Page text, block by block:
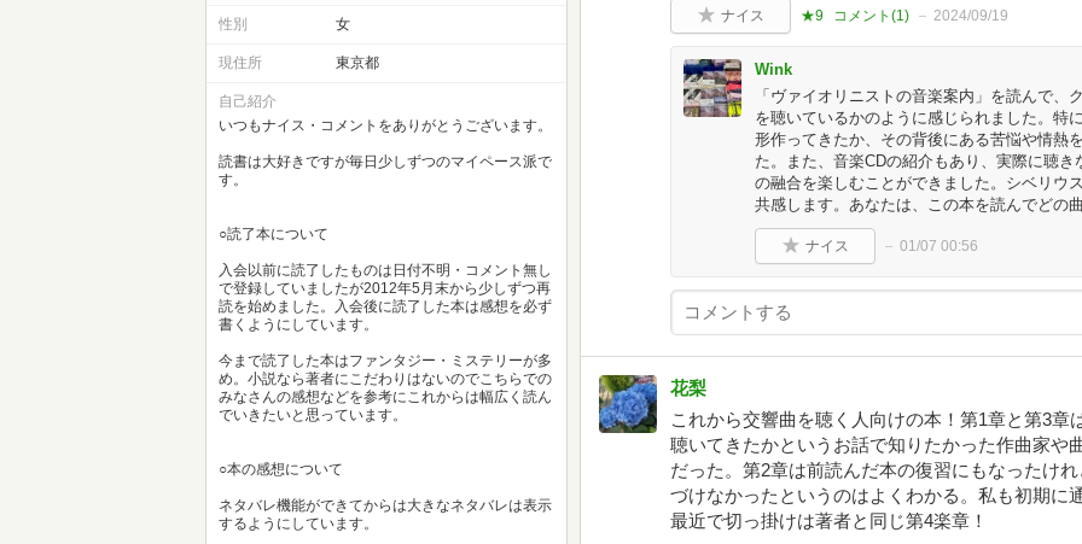
ナイス ★9 コメント(1) 2024/09/19
Wink
「ヴァイオリニストの音楽案内」を読んで
を聴いているかのように感じられました。特
形作ってきたか、その背後にある苦悩や情熱
た。また、音楽CDの紹介もあり、実際に聴
の融合を楽しむことができました。シベリウ
共感します。あなたは、この本を読んでどの
ナイス 01/07 00:56
花梨
これから交響曲を聴く人向けの本！第1章と第3
聴いてきたかというお話で知りたかった作曲家や
だった。第2章は前読んだ本の復習にもなったけ
づけなかったというのはよくわかる。私も初期に
最近で切っ掛けは著者と同じ第4楽章！
性別 女
現住所 東京都
自己紹介
いつもナイス・コメントをありがとうございます。
読書は大好きですが毎日少しずつのマイペース派で
す。
○読了本について
入会以前に読了したものは日付不明・コメント無し
で登録していましたが2012年5月末から少しずつ再
読を始めました。入会後に読了した本は感想を必ず
書くようにしています。
今まで読了した本はファンタジー・ミステリーが多
め。小説なら著者にこだわりはないのでこちらでの
みなさんの感想などを参考にこれからは幅広く読ん
でいきたいと思っています。
○本の感想について
ネタバレ機能ができてからは大きなネタバレは表示
するようにしています。